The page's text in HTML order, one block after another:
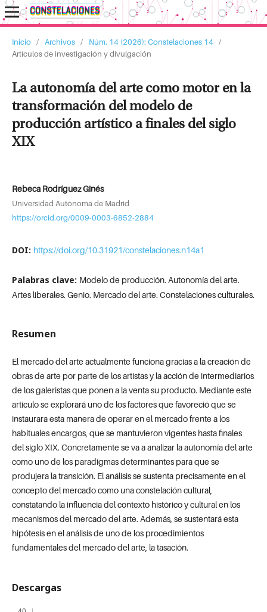
Inicio / Archivos / Núm. 14 (2026): Constelaciones 14
/
Artículos de investigación y divulgación
La autonomía del arte como motor en la
transformación del modelo de
producción artístico a finales del siglo
XIX
Rebeca Rodríguez Ginés
Universidad Autónoma de Madrid
https://orcid.org/0009-0003-6852-2884
DOI: https://doi.org/10.31921/constelaciones.n14a1
Palabras clave: Modelo de producción. Autonomía del arte.
Artes liberales. Genio. Mercado del arte. Constelaciones culturales.
Resumen
El mercado del arte actualmente funciona gracias a la creación de
obras de arte por parte de los artistas y la acción de intermediarios
de los galeristas que ponen a la venta su producto. Mediante este
artículo se explorará uno de los factores que favoreció que se
instaurara esta manera de operar en el mercado frente a los
habituales encargos, que se mantuvieron vigentes hasta finales
del siglo XIX. Concretamente se va a analizar la autonomía del arte
como uno de los paradigmas determinantes para que se
produjera la transición. El análisis se sustenta precisamente en el
concepto del mercado como una constelación cultural,
constatando la influencia del contexto histórico y cultural en los
mecanismos del mercado del arte. Además, se sustentará esta
hipótesis en el análisis de uno de los procedimientos
fundamentales del mercado del arte, la tasación.
Descargas